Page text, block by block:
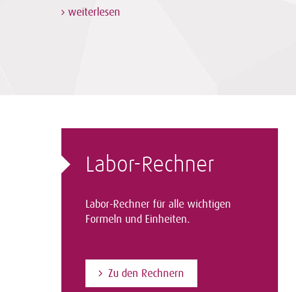
weiterlesen
Labor-Rechner
Labor-Rechner für alle wichtigen
Formeln und Einheiten.
Zu den Rechnern